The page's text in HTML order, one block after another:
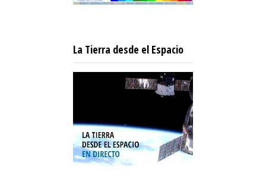
La Tierra desde el Espacio